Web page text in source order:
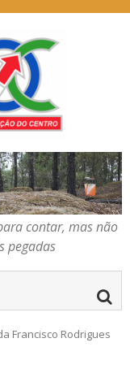
COC – CLUBE DE
ORIENTAÇÃO DO
CENTRO
Da floresta trazemos
muitas histórias para
mas não deixamos
mais que algumas
pegadas
contar, mas não
pegadas
Francisco Rodrigues